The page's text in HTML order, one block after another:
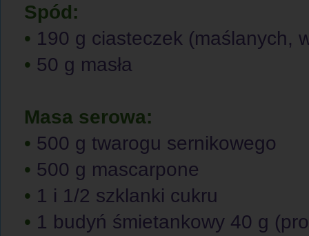
Spód:
• 190 g ciasteczek (maślanych,
• 50 g masła
Masa serowa:
• 500 g twarogu sernikowego
• 500 g mascarpone
• 1 i 1/2 szklanki cukru
• 1 budyń śmietankowy 40 g